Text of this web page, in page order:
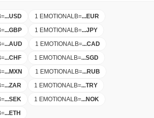
=...USD 1 EMOTIONALB=...EUR
=...GBP 1 EMOTIONALB=...JPY
=...AUD 1 EMOTIONALB=...CAD
=...CHF 1 EMOTIONALB=...SGD
=...MXN 1 EMOTIONALB=...RUB
=...ZAR 1 EMOTIONALB=...TRY
=...SEK 1 EMOTIONALB=...NOK
=...ETH